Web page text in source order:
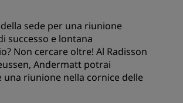
sede per una riunione
successo e lontana
Non cercare oltre! Al Radisson
Andermatt potrai
una riunione nella cornice delle